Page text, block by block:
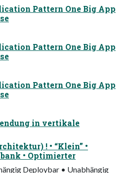
Pattern One Big App
Pattern One Big App
Pattern One Big App
in vertikale
! • “Klein” •
• Optimierter
Deploybar • Unabhängig